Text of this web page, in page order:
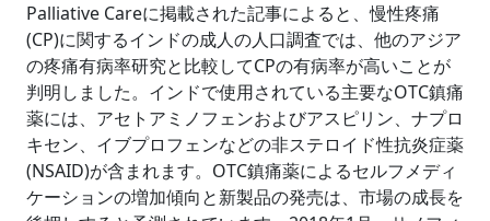
Palliative Careに掲載された記事によると、慢性疼痛
(CP)に関するインドの成人の人口調査では、他のアジア
の疼痛有病率研究と比較してCPの有病率が高いことが
判明しました。インドで使用されている主要なOTC鎮痛
薬には、アセトアミノフェンおよびアスピリン、ナプロ
キセン、イブプロフェンなどの非ステロイド性抗炎症薬
(NSAID)が含まれます。OTC鎮痛薬によるセルフメディ
ケーションの増加傾向と新製品の発売は、市場の成長を